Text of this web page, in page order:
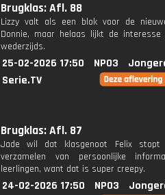
Brugklas: Afl. 88
Lizzy valt als een blok voor de
Donnie, maar helaas lijkt de
wederzijds.
25-02-2026 17:50 NPO3
Serie.TV
Brugklas: Afl. 87
Jade wil dat klasgenoot Felix
verzamelen van persoonlijke
leerlingen, want dat is super creepy.
24-02-2026 17:50 NPO3